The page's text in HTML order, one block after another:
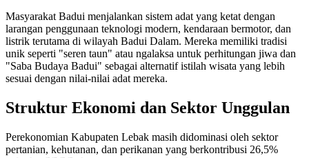
Masyarakat Badui menjalankan sistem adat yang ketat dengan
larangan penggunaan teknologi modern, kendaraan bermotor, dan
listrik terutama di wilayah Badui Dalam. Mereka memiliki tradisi
unik seperti "seren taun" atau ngalaksa untuk perhitungan jiwa dan
"Saba Budaya Badui" sebagai alternatif istilah wisata yang lebih
sesuai dengan nilai-nilai adat mereka.
Struktur Ekonomi dan Sektor Unggulan
Perekonomian Kabupaten Lebak masih didominasi oleh sektor
pertanian, kehutanan, dan perikanan yang berkontribusi 26,5%